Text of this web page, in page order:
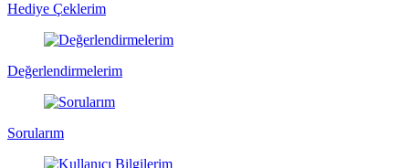
Hediye Çeklerim
Değerlendirmelerim
Sorularım